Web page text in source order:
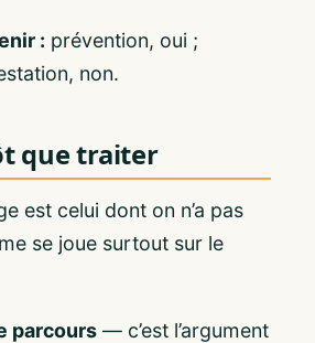
: prévention, oui ;
non.
que traiter
est celui dont on n’a pas
se joue surtout sur le
parcours — c’est l’argument